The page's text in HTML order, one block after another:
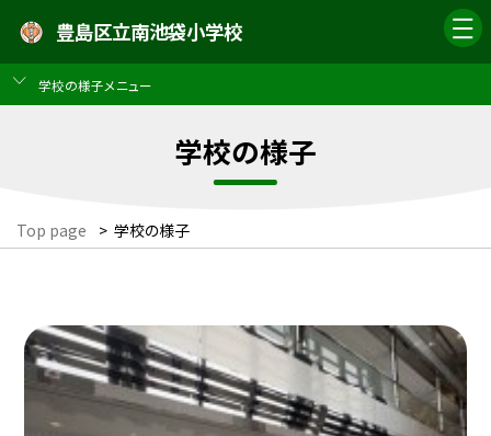
豊島区立南池袋小学校
学校の様子メニュー
学校の様子
Top page > 学校の様子